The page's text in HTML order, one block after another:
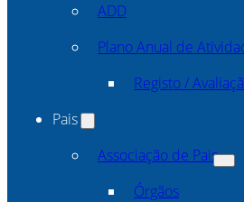
ADD
Plano Anual de
Registo /
Pais
Associação de Pais
Órgãos